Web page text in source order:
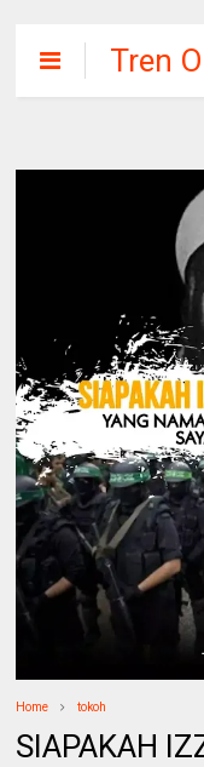
Tren
Home tokoh
SIAPAKAH